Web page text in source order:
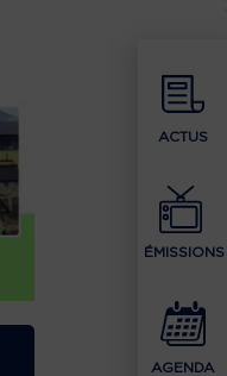
ACTUS
ÉMISSIONS
AGENDA